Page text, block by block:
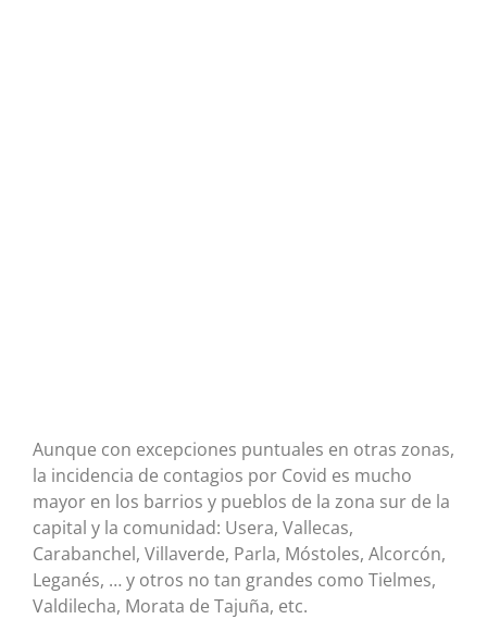
Aunque con excepciones puntuales en otras zonas,
la incidencia de contagios por Covid es mucho
mayor en los barrios y pueblos de la zona sur de la
capital y la comunidad: Usera, Vallecas,
Carabanchel, Villaverde, Parla, Móstoles, Alcorcón,
Leganés, … y otros no tan grandes como Tielmes,
Valdilecha, Morata de Tajuña, etc.